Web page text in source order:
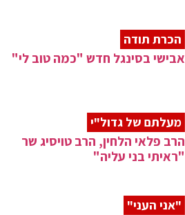
הכרת תודה
אבישי בסינגל חדש "כמה טוב לי"
מעלתם של גדול"י
הרב פלאי הלחין, הרב טויסיג שר
"ראיתי בני עליה"
"אני העני"